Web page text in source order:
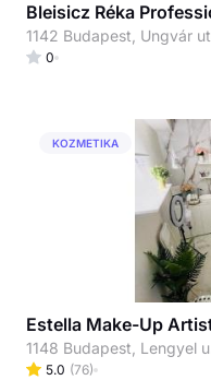
Bleisicz Réka
0
KOZMETIKA
Estella Make-Up
1148 Budapest, Lengyel
5.0 (76)